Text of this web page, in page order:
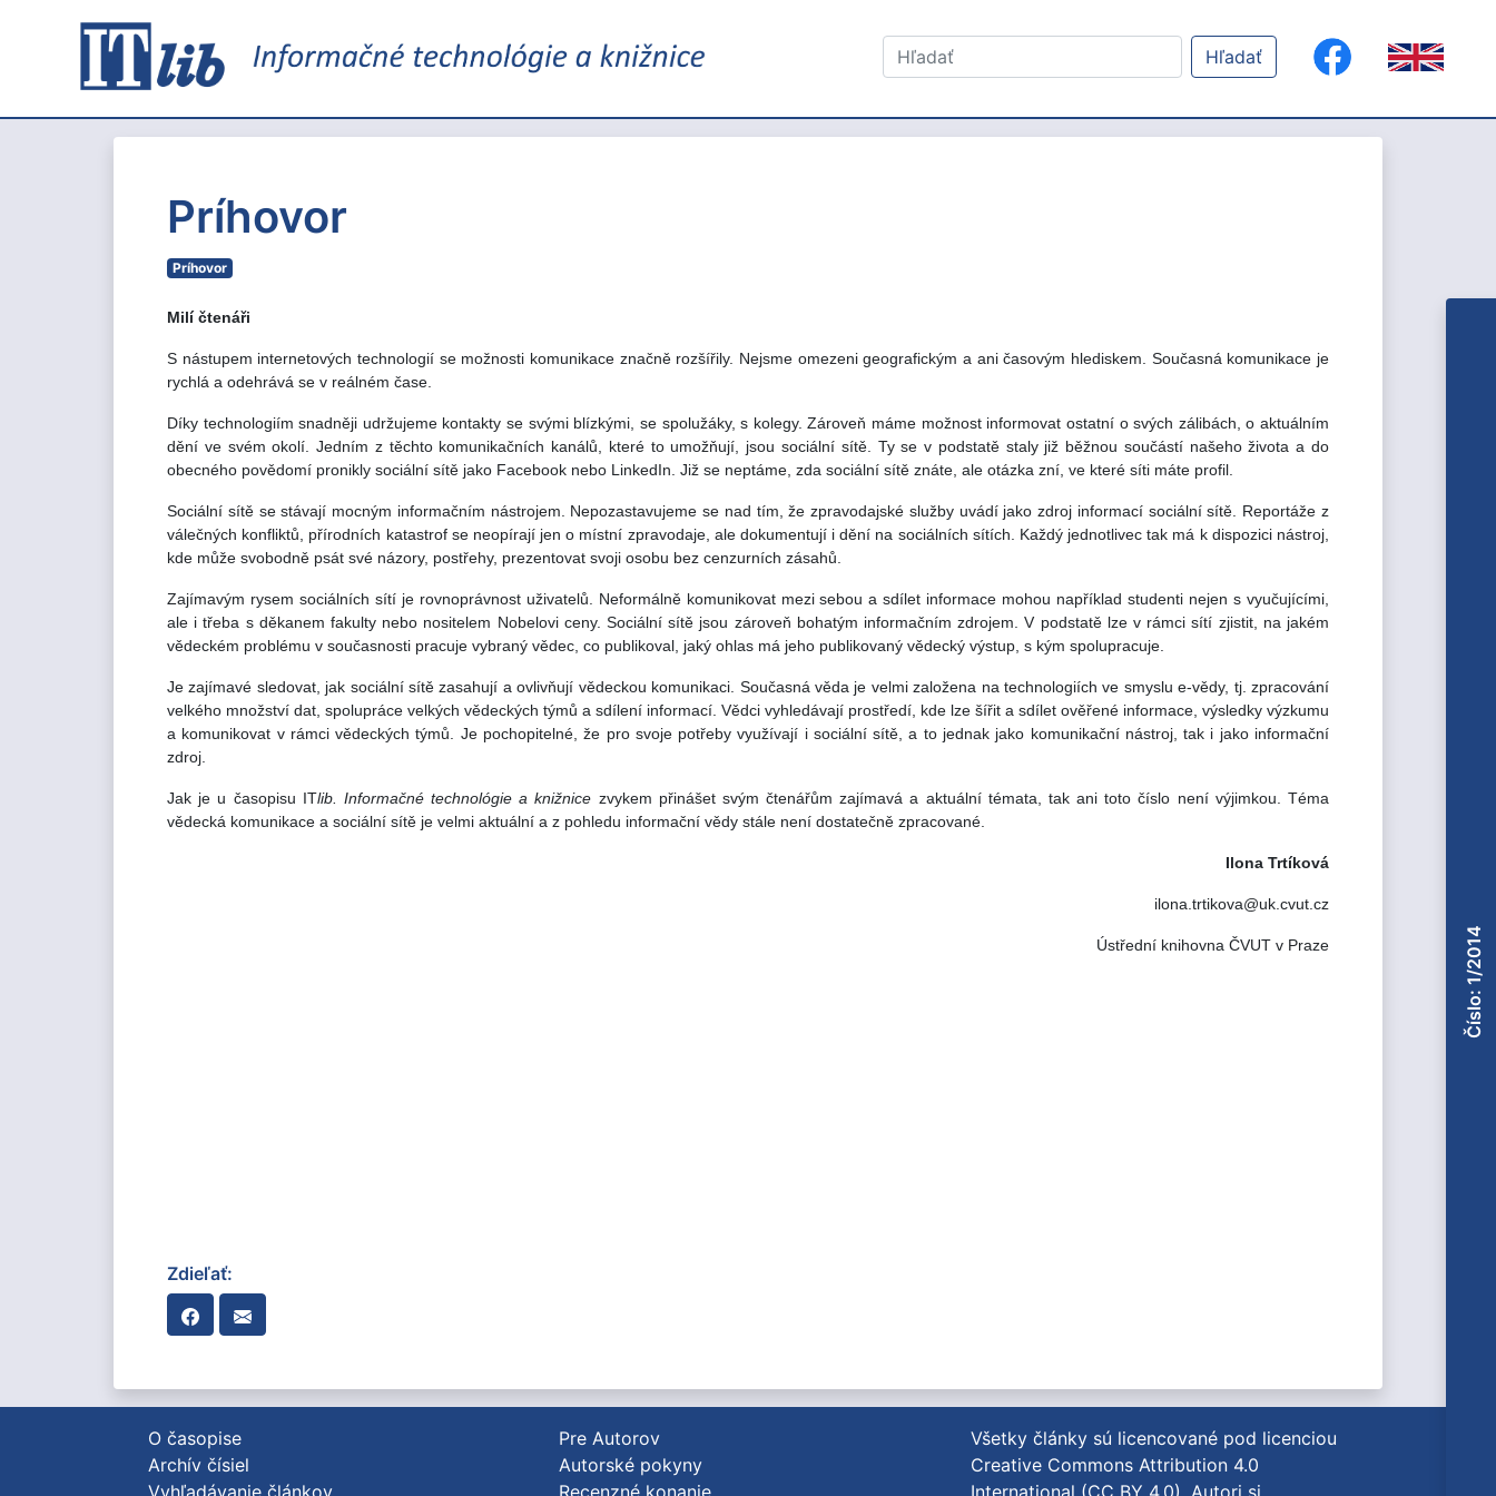
Hľadať
Príhovor
Príhovor
Milí čtenáři
S nástupem internetových technologií se možnosti komunikace značně rozšířily. Nejsme omezeni geografickým a ani časovým hlediskem. Současná komunikace je
rychlá a odehrává se v reálném čase.
Díky technologiím snadněji udržujeme kontakty se svými blízkými, se spolužáky, s kolegy. Zároveň máme možnost informovat ostatní o svých zálibách, o aktuálním
dění ve svém okolí. Jedním z těchto komunikačních kanálů, které to umožňují, jsou sociální sítě. Ty se v podstatě staly již běžnou součástí našeho života a do
obecného povědomí pronikly sociální sítě jako Facebook nebo LinkedIn. Již se neptáme, zda sociální sítě znáte, ale otázka zní, ve které síti máte profil.
Sociální sítě se stávají mocným informačním nástrojem. Nepozastavujeme se nad tím, že zpravodajské služby uvádí jako zdroj informací sociální sítě. Reportáže z
válečných konfliktů, přírodních katastrof se neopírají jen o místní zpravodaje, ale dokumentují i dění na sociálních sítích. Každý jednotlivec tak má k dispozici nástroj,
kde může svobodně psát své názory, postřehy, prezentovat svoji osobu bez cenzurních zásahů.
Zajímavým rysem sociálních sítí je rovnoprávnost uživatelů. Neformálně komunikovat mezi sebou a sdílet informace mohou například studenti nejen s vyučujícími,
ale i třeba s děkanem fakulty nebo nositelem Nobelovi ceny. Sociální sítě jsou zároveň bohatým informačním zdrojem. V podstatě lze v rámci sítí zjistit, na jakém
vědeckém problému v současnosti pracuje vybraný vědec, co publikoval, jaký ohlas má jeho publikovaný vědecký výstup, s kým spolupracuje.
Je zajímavé sledovat, jak sociální sítě zasahují a ovlivňují vědeckou komunikaci. Současná věda je velmi založena na technologiích ve smyslu e-vědy, tj. zpracování
velkého množství dat, spolupráce velkých vědeckých týmů a sdílení informací. Vědci vyhledávají prostředí, kde lze šířit a sdílet ověřené informace, výsledky výzkumu
a komunikovat v rámci vědeckých týmů. Je pochopitelné, že pro svoje potřeby využívají i sociální sítě, a to jednak jako komunikační nástroj, tak i jako informační
zdroj.
Jak je u časopisu ITlib. Informačné technológie a knižnice zvykem přinášet svým čtenářům zajímavá a aktuální témata, tak ani toto číslo není výjimkou. Téma
vědecká komunikace a sociální sítě je velmi aktuální a z pohledu informační vědy stále není dostatečně zpracované.
Ilona Trtíková
ilona.trtikova@uk.cvut.cz
Ústřední knihovna ČVUT v Praze
Zdieľať:
Číslo: 1/2014
O časopise
Archív čísiel
Vyhľadávanie článkov
Pre Autorov
Autorské pokyny
Recenzné konanie
Všetky články sú licencované pod licenciou
Creative Commons Attribution 4.0
International (CC BY 4.0) . Autori si